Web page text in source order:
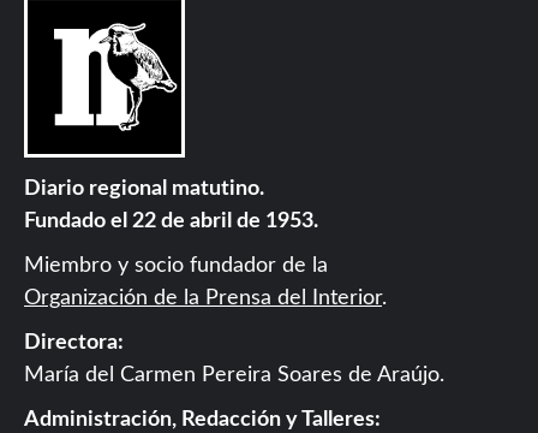
Diario regional matutino.
Fundado el 22 de abril de 1953.
Miembro y socio fundador de la
Organización de la Prensa del Interior.
Directora:
María del Carmen Pereira Soares de Araújo.
Administración, Redacción y Talleres: